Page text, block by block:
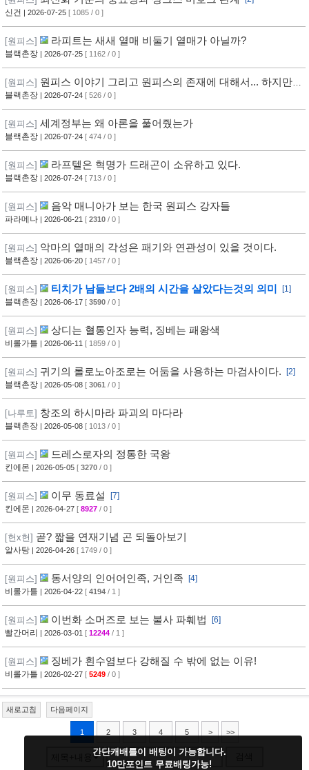
신건 | 2026-07-25 [ 1085 / 0 ]
[원피스] 라피트는 새새 열매 비둘기 열매가 아닐까?
블랙촌장 | 2026-07-25 [ 1162 / 0 ]
[원피스] 원피스 이야기 그리고 원피스의 존재에 대해서... 하지만,
답은 없다
블랙촌장 | 2026-07-24 [ 526 / 0 ]
[원피스] 세계정부는 왜 아론을 풀어줬는가
블랙촌장 | 2026-07-24 [ 474 / 0 ]
[원피스] 라프텔은 혁명가 드래곤이 소유하고 있다.
블랙촌장 | 2026-07-24 [ 713 / 0 ]
[원피스] 음악 매니아가 보는 한국 원피스 강자들
파라메나 | 2026-06-21 [ 2310 / 0 ]
[원피스] 악마의 열매의 각성은 패기와 연관성이 있을 것이다.
블랙촌장 | 2026-06-20 [ 1457 / 0 ]
[원피스] 티치가 남들보다 2배의 시간을 살았다는것의 의미
[1]
블랙촌장 | 2026-06-17 [ 3590 / 0 ]
[원피스] 상디는 혈통인자 능력, 징베는 패왕색
비롤가틀 | 2026-06-11 [ 1859 / 0 ]
[원피스] 귀기의 롤로노아조로는 어둠을 사용하는 마검사이다.
[2]
블랙촌장 | 2026-05-08 [ 3061 / 0 ]
[나루토] 창조의 하시마라 파괴의 마다라
블랙촌장 | 2026-05-08 [ 1013 / 0 ]
[원피스] 드레스로자의 정통한 국왕
킨에몬 | 2026-05-05 [ 3270 / 0 ]
[원피스] 이무 동료설
[7]
킨에몬 | 2026-04-27 [ 8927 / 0 ]
[헌x헌] 곧? 짧을 연재기념 곤 되돌아보기
알사탕 | 2026-04-26 [ 1749 / 0 ]
[원피스] 동서양의 인어어인족, 거인족
[4]
비롤가틀 | 2026-04-22 [ 4194 / 1 ]
[원피스] 이번화 소머즈로 보는 불사 파훼법
[6]
빨간머리
| 2026-03-01 [ 12244 / 1 ]
[원피스] 징베가 흰수염보다 강해질 수 밖에 없는 이유!
비롤가틀 | 2026-02-27 [ 5249 / 0 ]
새로고침 다음페이지
1 2 3 4 5 > >>
간단캐배틀이 배팅이 가능합니다.
10만포인트 무료배팅가능!